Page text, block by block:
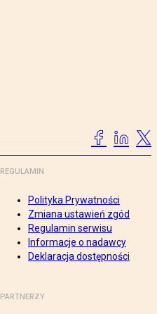
REGULAMIN
Polityka Prywatności
Zmiana ustawień zgód
Regulamin serwisu
Informacje o nadawcy
Deklaracja dostępności
PARTNERZY